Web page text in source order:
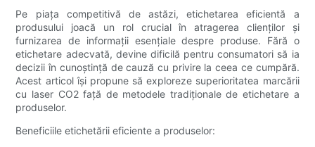
Pe piața competitivă de astăzi, etichetarea eficientă a
produsului joacă un rol crucial în atragerea clienților și
furnizarea de informații esențiale despre produse. Fără o
etichetare adecvată, devine dificilă pentru consumatori să ia
decizii în cunoștință de cauză cu privire la ceea ce cumpără.
Acest articol își propune să exploreze superioritatea marcării
cu laser CO2 față de metodele tradiționale de etichetare a
produselor.
Beneficiile etichetării eficiente a produselor: